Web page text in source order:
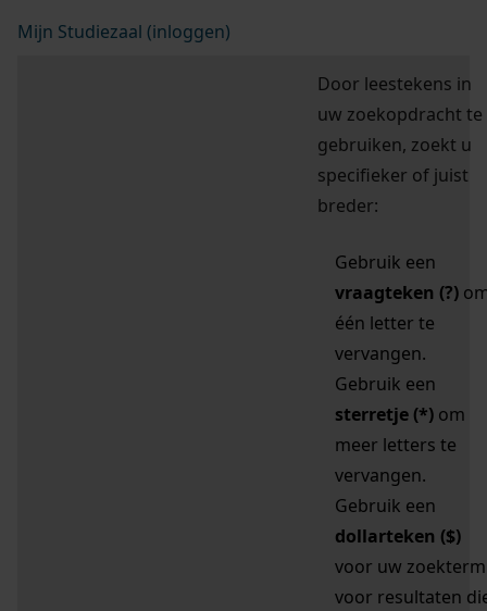
Mijn Studiezaal (inloggen)
Door leestekens in
uw zoekopdracht te
gebruiken, zoekt u
specifieker of juist
breder:
Gebruik een
vraagteken (?)
één letter te
vervangen.
Gebruik een
sterretje (*) om
meer letters te
vervangen.
Gebruik een
dollarteken ($)
voor uw zoekterm
voor resultaten